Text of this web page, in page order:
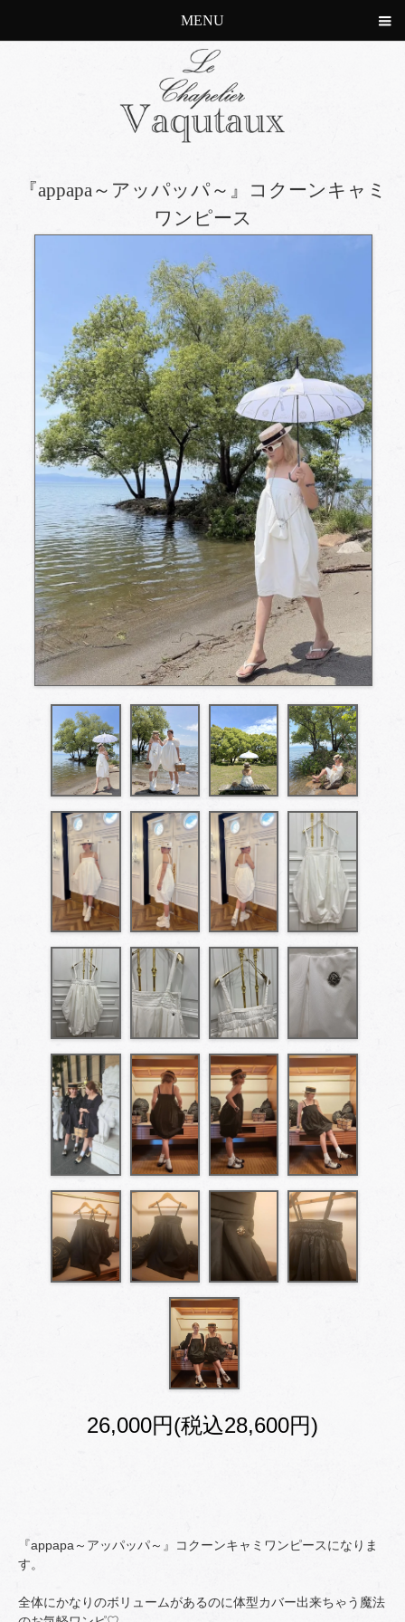
MENU
『appapa～アッパッパ～』コクーンキャミ
ワンピース
26,000円(税込28,600円)
『appapa～アッパッパ～』コクーンキャミワンピースになりま
す。
全体にかなりのボリュームがあるのに体型カバー出来ちゃう魔法